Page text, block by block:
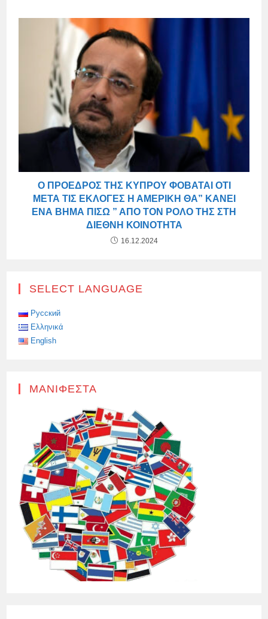
Ο ΠΡΌΕΔΡΟΣ ΤΗΣ ΚΎΠΡΟΥ ΦΟΒΆΤΑΙ ΌΤΙ
ΜΕΤΆ ΤΙΣ ΕΚΛΟΓΈΣ Η ΑΜΕΡΙΚΉ ΘΑ” ΚΆΝΕΙ
ΈΝΑ ΒΉΜΑ ΠΊΣΩ ” ΑΠΌ ΤΟΝ ΡΌΛΟ ΤΗΣ ΣΤΗ
ΔΙΕΘΝΉ ΚΟΙΝΌΤΗΤΑ
16.12.2024
SELECT LANGUAGE
Русский
Ελληνικά
English
ΜΑΝΙΦΈΣΤΑ